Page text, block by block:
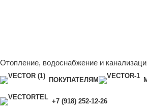
Отопление, водоснабжение и
ПОКУПАТЕЛЯМ
+7 (918) 252-12-26